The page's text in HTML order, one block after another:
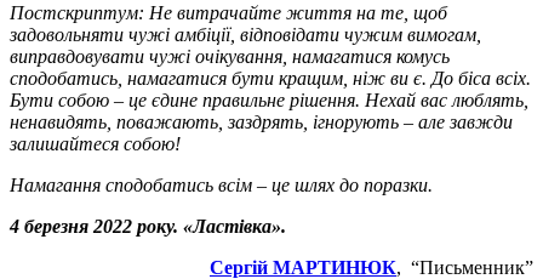
Постскриптум: Нe витрачайте життя на те, щоб
задовольняти чужі амбіції, відповідати чужим вимогам,
виправдовувати чужі очікування, намагатися комусь
сподобатись, намагатися бути кращим, ніж ви є. До біса всіх.
Бути собою – це єдине правильне рішення. Нехай вас люблять,
ненавидять, поважають, заздрять, ігнорують – але завжди
залишайтеся собою!
Намагання сподобатись всім – це шлях до поразки.
4 березня 2022 року. «Ластівка».
Сергій МАРТИНЮК, “Письменник”